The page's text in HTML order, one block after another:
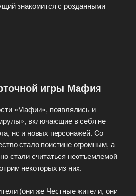
знакомится с розданными
игры Мафия
«Мафии», появлялись и
включающие в себя не
но и новых персонажей. Со
стало поистине огромным, а
стали считаться неотъемлемой
некоторых из них.
(они же Честные жители, они